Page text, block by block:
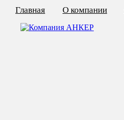
Главная О компании